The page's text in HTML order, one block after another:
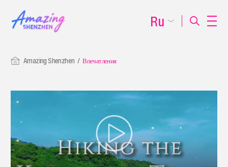
Amazing Shenzhen Впечатления
Ru